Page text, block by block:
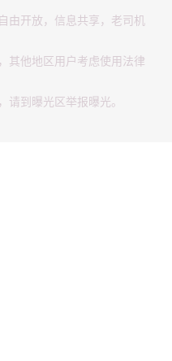
由开放，信息共享，老司机
其他地区用户考虑使用法律
请到曝光区举报曝光。